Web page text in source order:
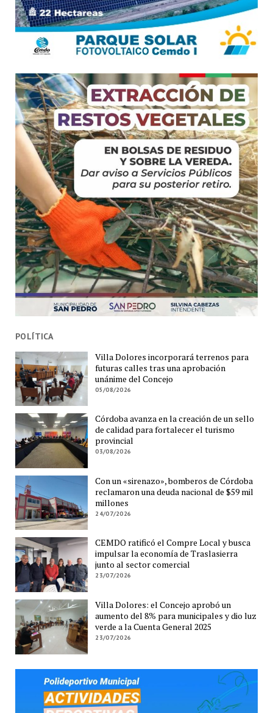
POLÍTICA
Villa Dolores incorporará terrenos para
futuras calles tras una aprobación
unánime del Concejo
05/08/2026
Córdoba avanza en la creación de un sello
de calidad para fortalecer el turismo
provincial
03/08/2026
Con un «sirenazo», bomberos de Córdoba
reclamaron una deuda nacional de $59 mil
millones
24/07/2026
CEMDO ratificó el Compre Local y busca
impulsar la economía de Traslasierra
junto al sector comercial
23/07/2026
Villa Dolores: el Concejo aprobó un
aumento del 8% para municipales y dio luz
verde a la Cuenta General 2025
23/07/2026